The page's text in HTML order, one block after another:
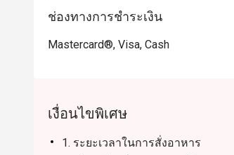
ช่องทางการชำระเงิน
Mastercard®, Visa, Cash
เงื่อนไขพิเศษ
1. ระยะเวลาในการสั่งอาหาร